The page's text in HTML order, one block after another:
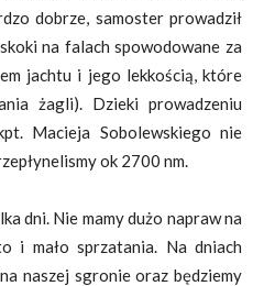
dobrze, samoster prowadził
na falach spowodowane za
jachtu i jego lekkością, które
żagli). Dzieki prowadzeniu
Macieja Sobolewskiego nie
ok 2700 nm.
dni. Nie mamy dużo napraw na
i mało sprzatania. Na dniach
naszej sgronie oraz będziemy